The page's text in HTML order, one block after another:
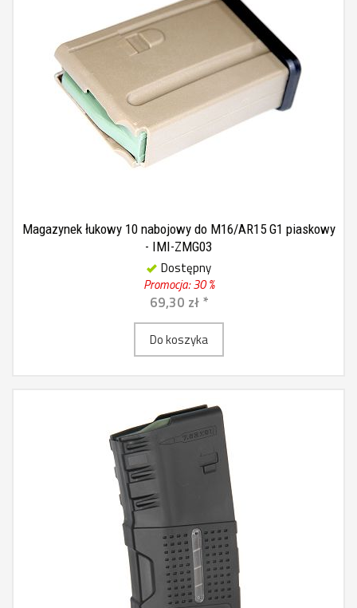
Magazynek łukowy 10 nabojowy do M16/AR15 G1 piaskowy
- IMI-ZMG03
Dostępny
Promocja: 30 %
69,30 zł *
Do koszyka